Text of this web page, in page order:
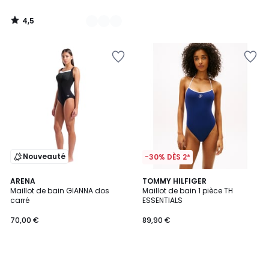
4,5
/
Nouveauté
ARENA
Maillot de bain GIANNA dos
carré
70,00 €
-30% DÈS 2*
TOMMY HILFIGER
Maillot de bain 1 pièce TH
ESSENTIALS
89,90 €